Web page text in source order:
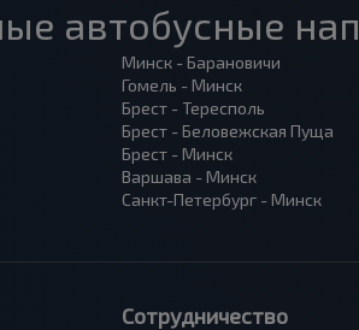
автобусные
Минск - Барановичи
Гомель - Минск
Брест - Тересполь
Брест - Беловежская Пуща
Брест - Минск
Варшава - Минск
Санкт-Петербург - Минск
Сотрудничество